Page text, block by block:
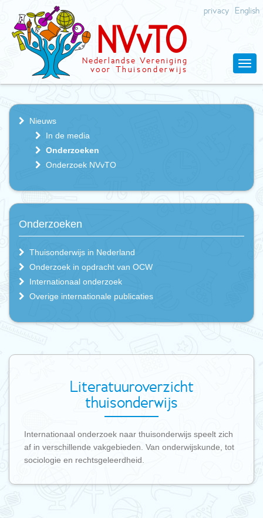
privacy English
NVvTO
Nederlandse Vereniging
voor Thuisonderwijs
Nieuws
In de media
Onderzoeken
Onderzoek NVvTO
Onderzoeken
Thuisonderwijs in Nederland
Onderzoek in opdracht van OCW
Internationaal onderzoek
Overige internationale publicaties
Literatuuroverzicht
thuisonderwijs
Internationaal onderzoek naar thuisonderwijs speelt zich
af in verschillende vakgebieden. Van onderwijskunde, tot
sociologie en rechtsgeleerdheid.